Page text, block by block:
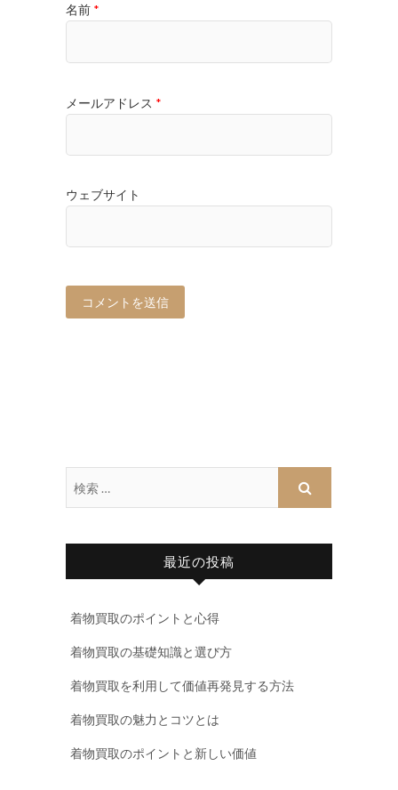
名前 *
メールアドレス *
ウェブサイト
最近の投稿
着物買取のポイントと心得
着物買取の基礎知識と選び方
着物買取を利用して価値再発見する方法
着物買取の魅力とコツとは
着物買取のポイントと新しい価値